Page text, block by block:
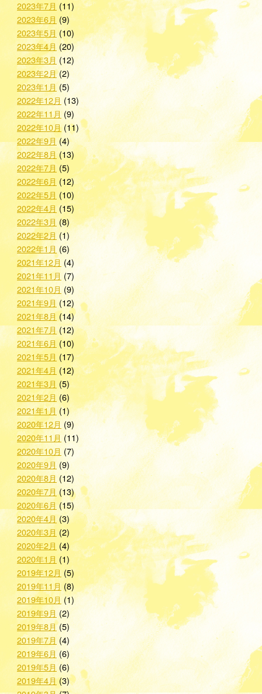
2023年7月 (11)
2023年6月 (9)
2023年5月 (10)
2023年4月 (20)
2023年3月 (12)
2023年2月(2)
2023年1月 (5)
2022年12月 (13)
2022年11月(9)
2022年10月(11)
2022年9月(4)
2022年8月(13)
2022年7月 (5)
2022年6月 (12)
2022年5月 (10)
2022年4月(15)
2022年3月(8)
2022年2月 (1)
2022年1月 (6)
2021年12月 (4)
2021年11月 (7)
2021年10月 (9)
2021年9月(12)
2021年8月 (14)
2021年7月(12)
2021年6月 (10)
2021年5月 (17)
2021年4月 (12)
2021年3月 (5)
2021年2月 (6)
2021年1月 (1)
2020年12月 (9)
2020年11月 (11)
2020年10月 (7)
2020年9月 (9)
2020年8月(12)
2020年7月(13)
2020年6月(15)
2020年4月(3)
2020年3月 (2)
2020年2月 (4)
2020年1月 (1)
2019年12月 (5)
2019年11月(8)
2019年10月 (1)
2019年9月 (2)
2019年8月(5)
2019年7月 (4)
2019年6月 (6)
2019年5月(6)
2019年4月(3)